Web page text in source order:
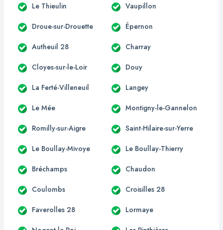
Le Thieulin Vaupillon
Droue-sur-Drouette Épernon
Autheuil 28 Charray
Cloyes-sur-le-Loir Douy
La Ferté-Villeneuil Langey
Le Mée Montigny-le-Gannelon
Romilly-sur-Aigre Saint-Hilaire-sur-Yerre
Le Boullay-Mivoye Le Boullay-Thierry
Bréchamps Chaudon
Coulombs Croisilles 28
Faverolles 28 Lormaye